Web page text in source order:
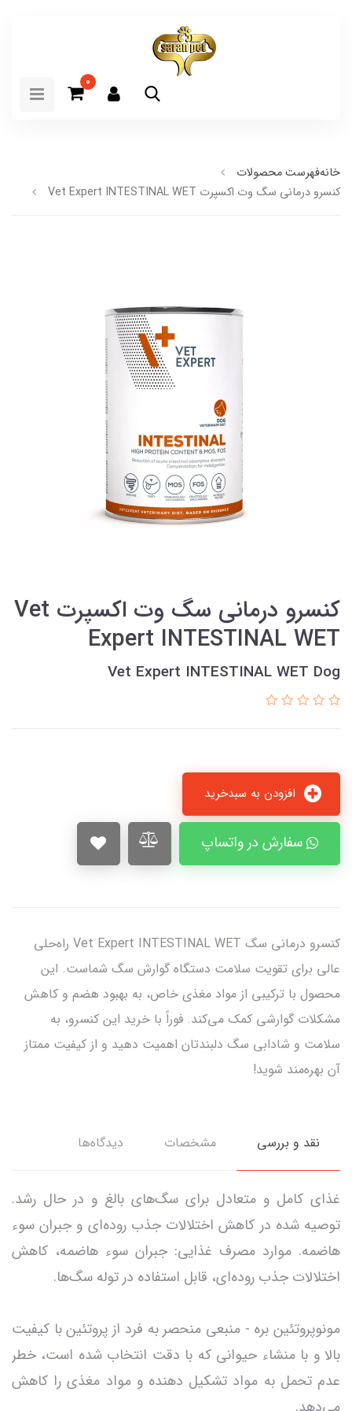
0
خانهفهرست محصولات
کنسرو درمانی سگ وت اکسپرت Vet Expert INTESTINAL WET
کنسرو درمانی سگ وت اکسپرت Vet
Expert INTESTINAL WET
Vet Expert INTESTINAL WET Dog
سفارش در واتساپ
کنسرو درمانی سگ Vet Expert INTESTINAL WET راه‌حلی
عالی برای تقویت سلامت دستگاه گوارش سگ شماست. این
محصول با ترکیبی از مواد مغذی خاص، به بهبود هضم و کاهش
مشکلات گوارشی کمک می‌کند. فوراً با خرید این کنسرو، به
سلامت و شادابی سگ دلبندتان اهمیت دهید و از کیفیت ممتاز
آن بهره‌مند شوید!
نقد و بررسی مشخصات دیدگاه‌ها
غذای کامل و متعادل برای سگ‌های بالغ و در حال رشد.
توصیه شده در کاهش اختلالات جذب روده‌ای و جبران سوء
هاضمه. موارد مصرف غذایی: جبران سوء هاضمه، کاهش
اختلالات جذب روده‌ای، قابل استفاده در توله سگ‌ها.
مونوپروتئین بره - منبعی منحصر به فرد از پروتئین با کیفیت
بالا و با منشاء حیوانی که با دقت انتخاب شده است، خطر
عدم تحمل به مواد تشکیل دهنده و مواد مغذی را کاهش